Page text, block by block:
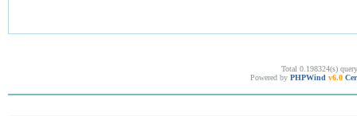
Total 0.198324(s)
Powered by PHPWind v6.0